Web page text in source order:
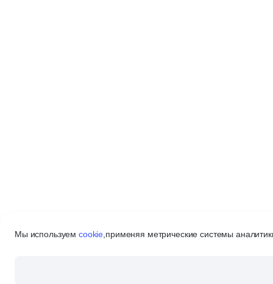
Мы используемcookie применяя метрические системы